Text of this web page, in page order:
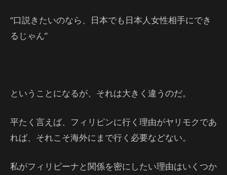
“口説きたいのなら、日本でも日本人女性相手にでき
るじゃん”
ということになるが、それは大きく違うのだ。
平たく言えば、フィリピンに行く理由がヤリモクであ
れば、それこそ海外にまで行く必要などない。
私がフィリピーナと関係を密にしたい理由はいくつか